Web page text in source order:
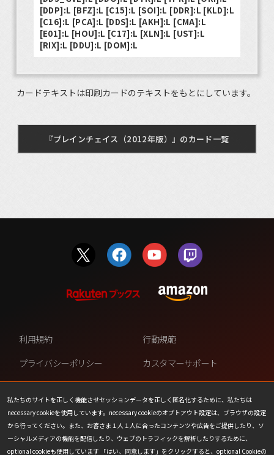
[DDP]:L [BFZ]:L [C15]:L [SOI]:L [DDR]:L [KLD]:L
[C16]:L [PCA]:L [DDS]:L [AKH]:L [CMA]:L
[E01]:L [HOU]:L [C17]:L [XLN]:L [UST]:L
[RIX]:L [DDU]:L [DOM]:L
カードテキストは印刷カードのテキストをもとにしています。
『プレインチェイス（2012年版）』のカード一覧
私たちのサイトを正しく機能させセッションデータを正しく匿名化するために、私たちは
necessary cookieを使用しています。necessary cookieのオプトアウト設定は、ブラウザの設定
から行ってください。また、お客さま１人１人に合ったコンテンツや広告をご提供したり、ソ
ーシャルメディアの機能を配信したり、ウェブのトラフィックを解析したりするために、
optional cookieも使用しています 「はい、同意します」をクリックすると、optional Cookieの
利用規約
行動規範
プライバシーポリシー
カスタマーサポート
ファンコンテンツ・ポリシー
個人情報の販売や共有を許可し
ない
COOKIE
プレスリリース
会社情報
お問い合わせ